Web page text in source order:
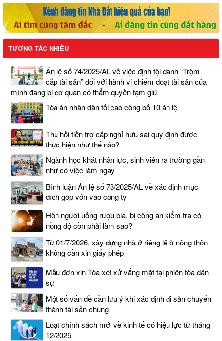
TƯƠNG TÁC NHIỀU
Án lệ số 74/2025/AL về việc định tội danh “Trộm
cắp tài sản” đối với hành vi chiếm đoạt tài sản của
mình đang bị cơ quan có thẩm quyền tạm giữ
Tòa án nhân dân tối cao công bố 10 án lệ
Thu hồi tiền trợ cấp nghỉ hưu sai quy định được
thực hiện như thế nào?
Ngành học khát nhân lực, sinh viên ra trường gần
như có việc làm ngay
Bình luận Án lệ số 78/2025/AL về xác định mục
đích góp vốn vào công ty
Hôn người uống rượu bia, bị công an kiểm tra có
nồng độ cồn phải làm sao?
Từ 01/7/2026, xây dựng nhà ở riêng lẻ ở nông thôn
không cần xin giấy phép
Mẫu đơn xin Tòa xét xử vắng mặt tại phiên tòa dân
sự
Một số vấn đề cần lưu ý khi xác định di sản chuyển
thành tài sản chung
Loạt chính sách mới về kinh tế có hiệu lực từ tháng
12/2025